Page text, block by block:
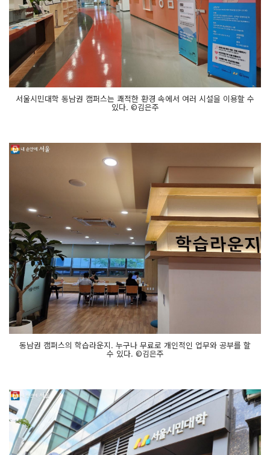
서울시민대학 동남권 캠퍼스는 쾌적한 환경 속에서 여러 시설을 이용할 수
있다. ©김은주
동남권 캠퍼스의 학습라운지. 누구나 무료로 개인적인 업무와 공부를 할
수 있다. ©김은주